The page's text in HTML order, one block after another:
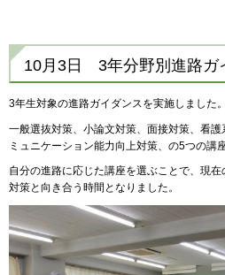
10月3日 3年分野別進路ガ
3年生対象の進路ガイダンスを実施しました。
一般選抜対策、小論文対策、面接対策、看
ミュニケーション能力向上対策、の5つの講
自分の進路に応じた講座を選ぶことで、現
対策と向き合う時間となりました。